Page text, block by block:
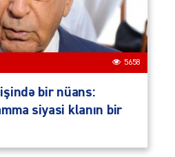
5658
bir nüans:
siyasi klanın bir